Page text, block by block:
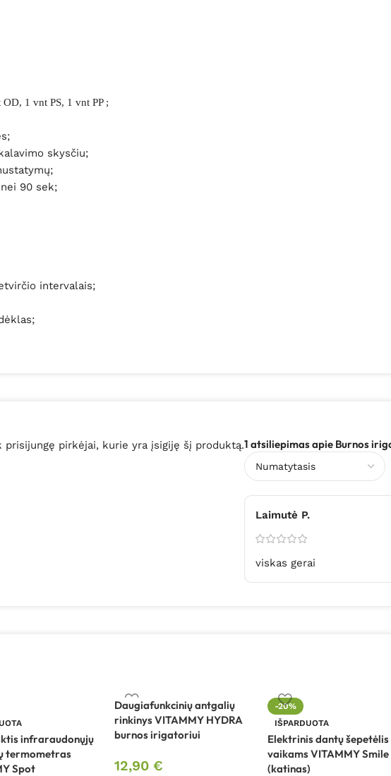
1 vnt PS, 1 vnt PP ;
skysčiu;
90 sek;
intervalais;
1 atsiliepimas apie Burnos
Laimutė P.
viskas gerai
prisijungę pirkėjai, kurie yra įsigiję šį produktą.
infraraudonųjų
termometras
Spot
Daugiafunkcinių antgalių
rinkinys VITAMMY HYDRA
burnos irigatoriui
12,90 €
-20%
IŠPARDUOTA
Elektrinis dantų šepetėlis
vaikams VITAMMY Smile
(katinas)